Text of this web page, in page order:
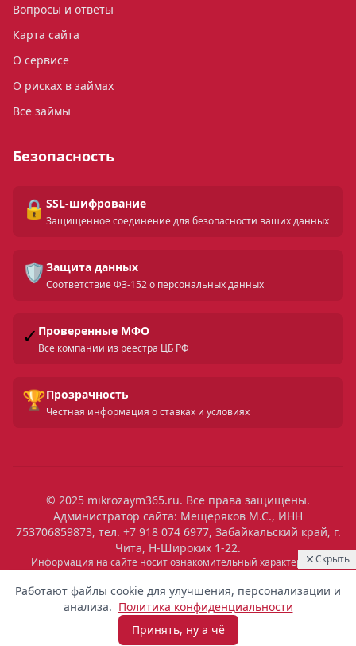
Скрыть
05:33
Выдан
Самара
Взять микрозайм
Работают файлы cookie для улучшения, персонализации и
анализа. Политика конфиденциальности
Принять, ну а чё
Вопросы и ответы
Карта сайта
О сервисе
О рисках в займах
Все займы
Безопасность
🔒 SSL-шифрование
Защищенное соединение для безопасности ваших данных
🛡️ Защита данных
Соответствие ФЗ-152 о персональных данных
✓ Проверенные МФО
Все компании из реестра ЦБ РФ
🏆Прозрачность
Честная информация о ставках и условиях
© 2025 mikrozaym365.ru. Все права защищены.
Администратор сайта: Мещеряков М.С., ИНН
753706859873, тел. +7 918 074 6977, Забайкальский край, г.
Чита, Н-Широких 1-22.
Информация на сайте носит ознакомительный характер и не
является публичной офертой. Все условия микрозаймов уточняйте
на сайтах МФО. Помните: займ — это обязательство, которое
необходимо исполнять. Невыполнение обязательств влечет штрафы
и ухудшение кредитной истории. Услуги предоставляются
микрофинансовыми организациями, состоящими в реестре ЦБ РФ.